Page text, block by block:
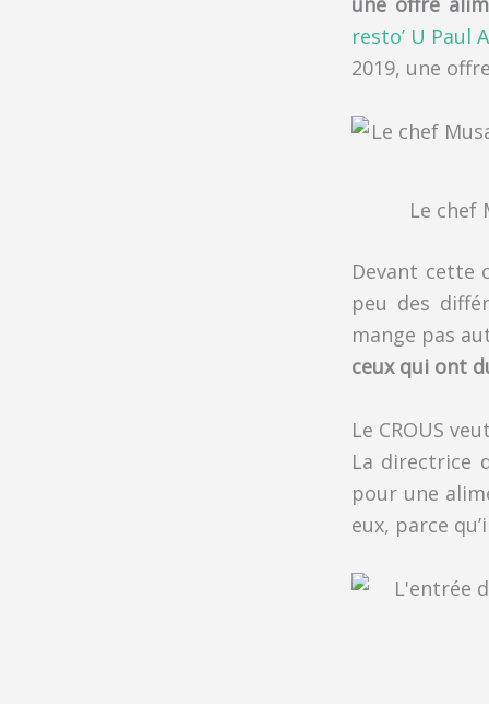
resto’ U Paul
2019, une
Le chef
Devant cette
peu des
mange pas
ceux qui ont
Le CROUS
La directrice
pour une
eux, parce